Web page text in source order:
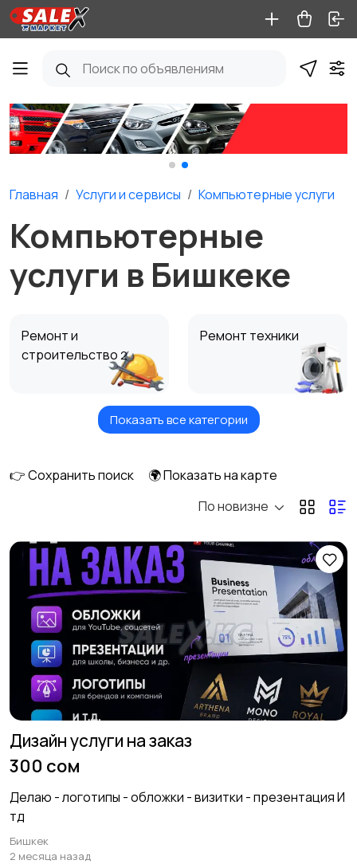
Главная Услуги и сервисы Компьютерные услуги
Компьютерные
услуги в Бишкеке
Ремонт и
строительство 2
Ремонт техники
Обучение и курсы2 Мастер на час
услуги1
Деловые услуги
Уборка домов и
офисов2
Фото и видеосъемка
Изготовление на
заказ
Продукты питания3
Для вечеринок и
Показать все категории
👉 Сохранить поиск
🌍 Показать на карте
По новизне
Дизайн услуги на заказ
300 сом
Делаю - логотипы - обложки - визитки - презентация И
тд
Бишкек
2 месяца назад